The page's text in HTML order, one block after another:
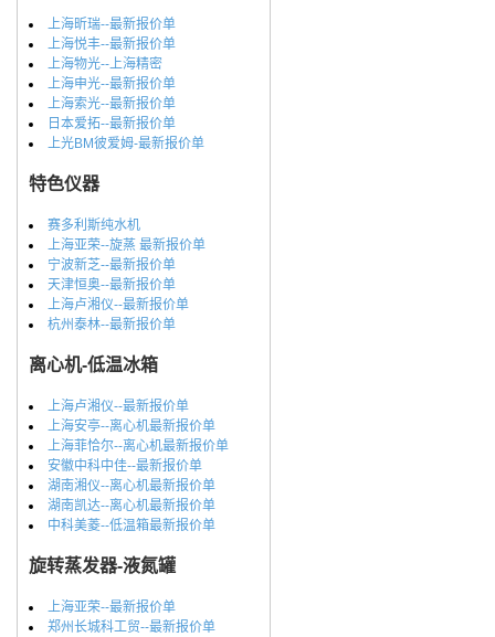
上海昕瑞--最新报价单
上海悦丰--最新报价单
上海物光--上海精密
上海申光--最新报价单
上海索光--最新报价单
日本爱拓--最新报价单
上光BM彼爱姆-最新报价单
特色仪器
赛多利斯纯水机
上海亚荣--旋蒸 最新报价单
宁波新芝--最新报价单
天津恒奥--最新报价单
上海卢湘仪--最新报价单
杭州泰林--最新报价单
离心机-低温冰箱
上海卢湘仪--最新报价单
上海安亭--离心机最新报价单
上海菲恰尔--离心机最新报价单
安徽中科中佳--最新报价单
湖南湘仪--离心机最新报价单
湖南凯达--离心机最新报价单
中科美菱--低温箱最新报价单
旋转蒸发器-液氮罐
上海亚荣--最新报价单
郑州长城科工贸--最新报价单